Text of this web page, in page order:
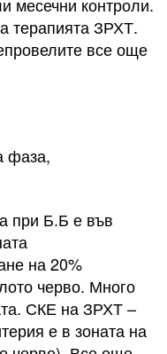
терапията ЗРХТ.
все още
фаза,
при Б.Б е във
на 20%
черво. Много
СКЕ на ЗРХТ –
е в зоната на